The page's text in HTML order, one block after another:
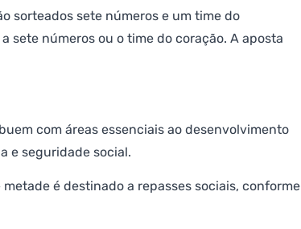
sorteados sete números e um time do
sete números ou o time do coração. A aposta
com áreas essenciais ao desenvolvimento
e seguridade social.
é destinado a repasses sociais, conforme